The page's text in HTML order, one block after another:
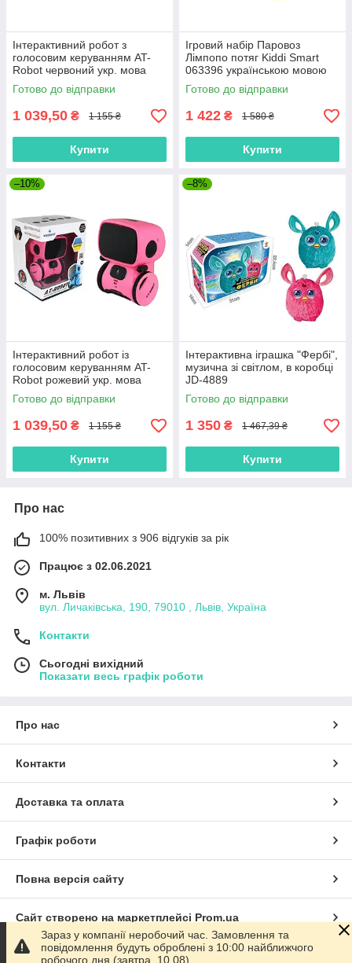
Інтерактивний робот з
голосовим керуванням AT-
Robot червоний укр. мова
AT001-01-UKR "AHEAD
TOYS" Оригінал
Готово до відправки
1 039,50 ₴ 1 155 ₴
Купити
Ігровий набір Паровоз
Лімпопо потяг Kiddi Smart
063396 українською мовою
Готово до відправки
1 422 ₴ 1 580 ₴
Купити
–10%
Інтерактивний робот із
голосовим керуванням AT-
Robot рожевий укр. мова
AT001-04-UKR "AHEAD
TOYS" Оригінал
Готово до відправки
1 039,50 ₴ 1 155 ₴
Купити
–8%
Інтерактивна іграшка "Фербі",
музична зі світлом, в коробці
JD-4889
Готово до відправки
1 350 ₴ 1 467,39 ₴
Купити
Про нас
100% позитивних з 906 відгуків за рік
Працює з 02.06.2021
м. Львів
вул. Личаківська, 190, 79010 , Львів, Україна
Контакти
Сьогодні вихідний
Показати весь графік роботи
Про нас
Контакти
Доставка та оплата
Графік роботи
Повна версія сайту
Сайт створено на маркетплейсі Prom.ua
Політика конфіденційності
Зараз у компанії неробочий час. Замовлення та
повідомлення будуть оброблені з 10:00 найближчого
робочого дня (завтра, 10.08).